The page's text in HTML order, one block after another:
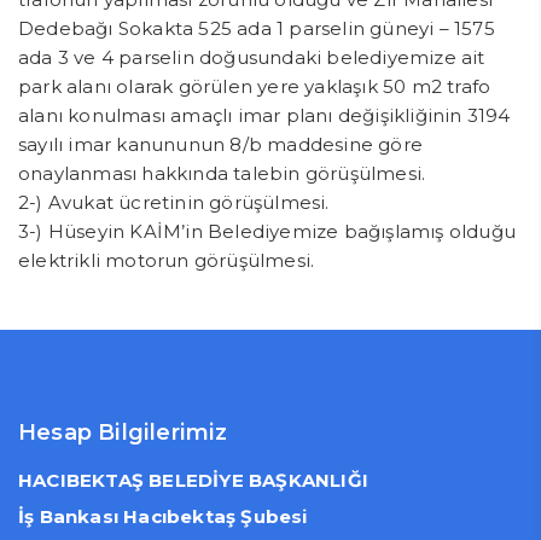
Dedebağı Sokakta 525 ada 1 parselin güneyi – 1575
ada 3 ve 4 parselin doğusundaki belediyemize ait
park alanı olarak görülen yere yaklaşık 50 m2 trafo
alanı konulması amaçlı imar planı değişikliğinin 3194
sayılı imar kanununun 8/b maddesine göre
onaylanması hakkında talebin görüşülmesi.
2-) Avukat ücretinin görüşülmesi.
3-) Hüseyin KAİM’in Belediyemize bağışlamış olduğu
elektrikli motorun görüşülmesi.
Hesap Bilgilerimiz
HACIBEKTAŞ BELEDİYE BAŞKANLIĞI
İş Bankası Hacıbektaş Şubesi